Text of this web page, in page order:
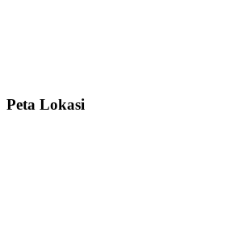
Peta Lokasi